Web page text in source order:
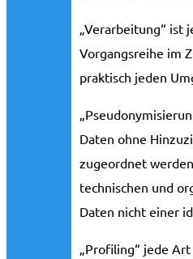
„Verarbeitung“
Vorgangsreihe im
praktisch jeden
Daten ohne
zugeordnet
technischen und
Daten nicht einer
„Profiling“ jede